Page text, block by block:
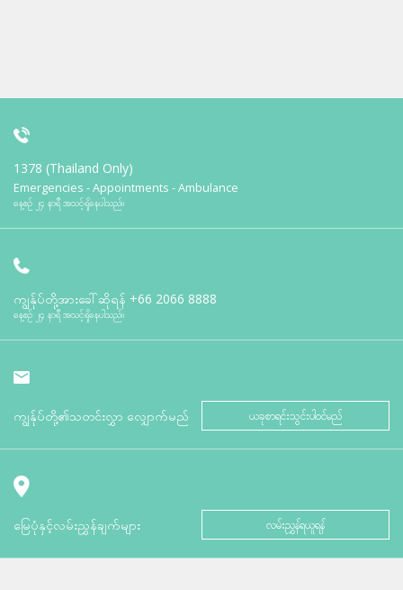
1378 (Thailand Only)
Emergencies - Appointments - Ambulance
နေ့စဉ် ၂၄ နာရီ အသင့်ရှိနေပါသည်။
ကျွန်ုပ်တို့အားခေါ်ဆိုရန် +66 2066 8888
နေ့စဉ် ၂၄ နာရီ အသင့်ရှိနေပါသည်။
ကျွန်ုပ်တို့၏သတင်းလွှာ လျှောက်မည် ယခုစာရင်းသွင်းပါဝင်မည်
မြေပုံနှင့်လမ်းညွှန်ချက်များ လမ်းညွှန်ရယူရန်